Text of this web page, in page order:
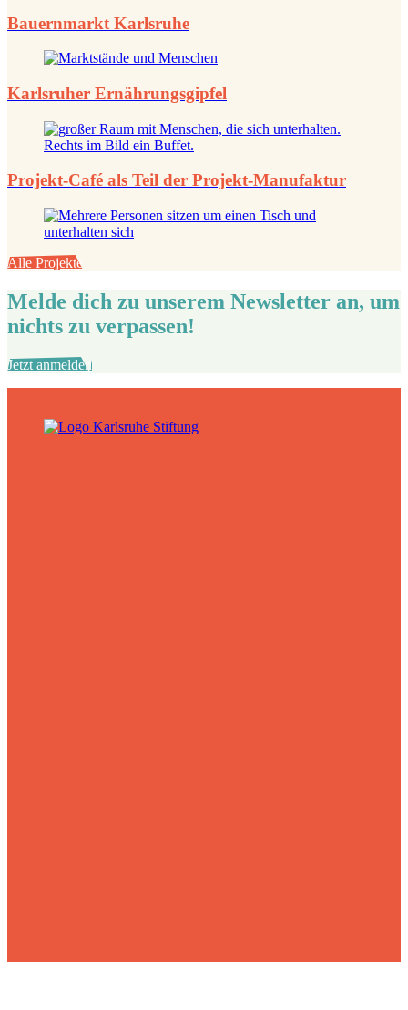
Bauernmarkt Karlsruhe
Karlsruher Ernährungsgipfel
Projekt-Café als Teil der Projekt-Manufaktur
Alle Projekte
Melde dich zu unserem Newsletter an, um
nichts zu verpassen!
Jetzt anmelden